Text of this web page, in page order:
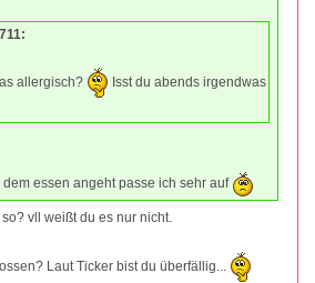
allergisch?
Isst du abends irgendwas
essen angeht passe ich sehr auf
vll weißt du es nur nicht.
Laut Ticker bist du überfällig...